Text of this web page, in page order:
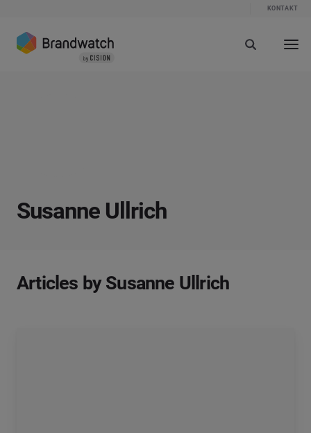
KONTAKT
Susanne Ullrich
Articles by Susanne Ullrich